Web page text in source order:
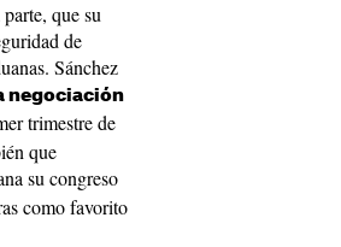
que su
de
Sánchez
negociación
trimestre de
que
su congreso
como favorito